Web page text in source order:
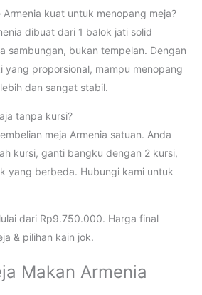
kuat untuk menopang meja?
dibuat dari 1 balok jati solid
sambungan, bukan tempelan. Dengan
yang proporsional, mampu menopang
dan sangat stabil.
tanpa kursi?
meja Armenia satuan. Anda
kursi, ganti bangku dengan 2 kursi,
yang berbeda. Hubungi kami untuk
dari Rp9.750.000. Harga final
& pilihan kain jok.
Makan Armenia